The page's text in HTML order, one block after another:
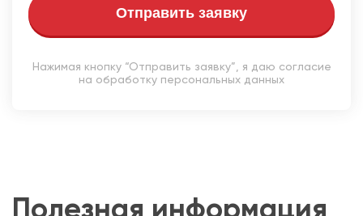
Отправить заявку
Нажимая кнопку “Отправить заявку”, я даю согласие
на обработку персональных данных
Полезная информация